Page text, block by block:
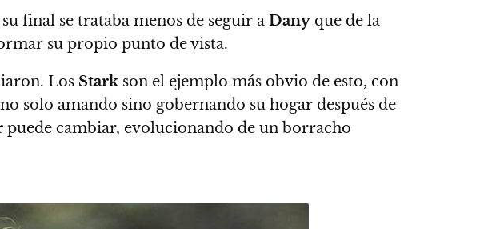
final se trataba menos de seguir a Dany que de la
su propio punto de vista.
Los Stark son el ejemplo más obvio de esto, con
no solo amando sino gobernando su hogar después de
puede cambiar, evolucionando de un borracho